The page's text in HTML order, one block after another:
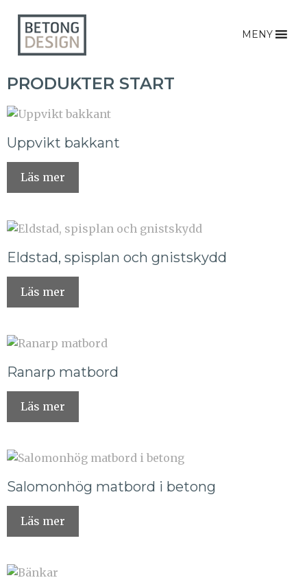
MENY
PRODUKTER START
Uppvikt bakkant
Läs mer
Eldstad, spisplan och gnistskydd
Läs mer
Ranarp matbord
Läs mer
Salomonhög matbord i betong
Läs mer